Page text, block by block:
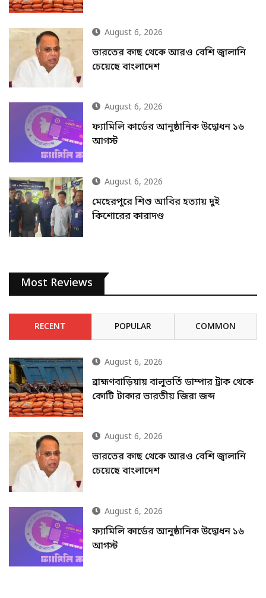
August 6, 2026
ভারতের কাছ থেকে আরও বেশি জ্বালানি
চেয়েছে বাংলাদেশ
August 6, 2026
ফ্যামিলি কার্ডের আনুষ্ঠানিক উদ্বোধন ১৬
আগস্ট
August 6, 2026
মেহেরপুরে শিশু আবির হত্যায় দুই
কিশোরের কারাদণ্ড
Most Reviews
RECENT POPULAR COMMON
August 6, 2026
ব্রাহ্মণবাড়িয়ায় বালুভর্তি ডাম্পার ট্রাক থেকে
কোটি টাকার ভারতীয় জিরা জব্দ
August 6, 2026
ভারতের কাছ থেকে আরও বেশি জ্বালানি
চেয়েছে বাংলাদেশ
August 6, 2026
ফ্যামিলি কার্ডের আনুষ্ঠানিক উদ্বোধন ১৬
আগস্ট